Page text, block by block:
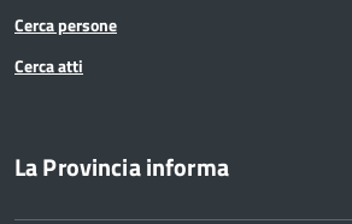
Cerca persone
Cerca atti
La Provincia informa